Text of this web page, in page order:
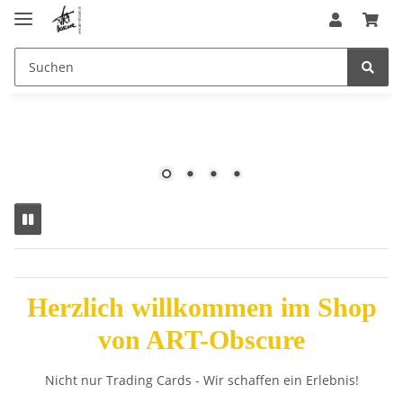
Herzlich willkommen im Shop
von ART-Obscure
Nicht nur Trading Cards - Wir schaffen ein Erlebnis!